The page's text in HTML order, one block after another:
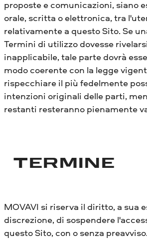
proposte e comunicazioni, siano
orale, scritta o elettronica, tra
relativamente a questo Sito. Se
Termini di utilizzo dovesse
inapplicabile, tale parte dovrà
modo coerente con la legge
rispecchiare il più fedelmente
intenzioni originali delle parti,
restanti resteranno pienamente
TERMINE
MOVAVI si riserva il diritto, a sua
discrezione, di sospendere
questo Sito, con o senza preavviso.